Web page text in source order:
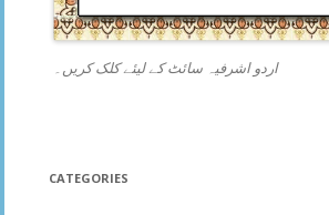
اردو اشرفیہ سائٹ کے لیئے کلک کریں۔
CATEGORIES